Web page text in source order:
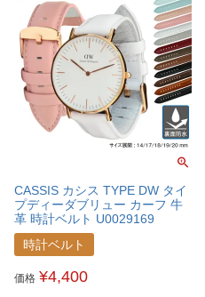
CASSIS カシス TYPE DW タイ
プディーダブリュー カーフ 牛
革 時計ベルト U0029169
時計ベルト
価格 ¥4,400